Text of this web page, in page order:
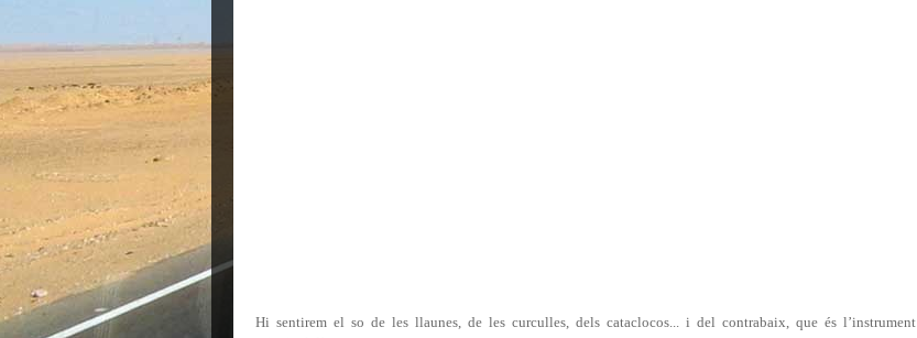
Hi sentirem el so de les llaunes, de les curculles, dels cataclocos... i del contrabaix, que és l’instrument